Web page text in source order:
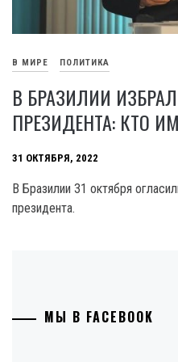
В МИРЕ ПОЛИТИКА
В БРАЗИЛИИ
ПРЕЗИДЕНТА: КТО
31 ОКТЯБРЯ, 2022
В Бразилии 31 октября
президента.
МЫ В FACEBOOK